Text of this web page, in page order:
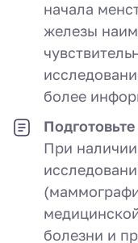
начала
железы
более
При
болезни и